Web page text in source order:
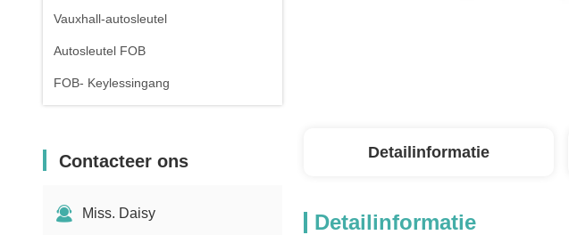
Vauxhall-autosleutel
Autosleutel FOB
FOB- Keylessingang
Contacteer ons
Miss. Daisy
Detailinformatie
Detailinformatie